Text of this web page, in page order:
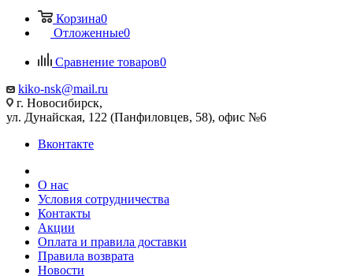
Корзина0
Отложенные0
Сравнение товаров0
kiko-nsk@mail.ru
г. Новосибирск,
ул. Дунайская, 122 (Панфиловцев, 58), офис №6
Вконтакте
О нас
Условия сотрудничества
Контакты
Акции
Оплата и правила доставки
Правила возврата
Новости